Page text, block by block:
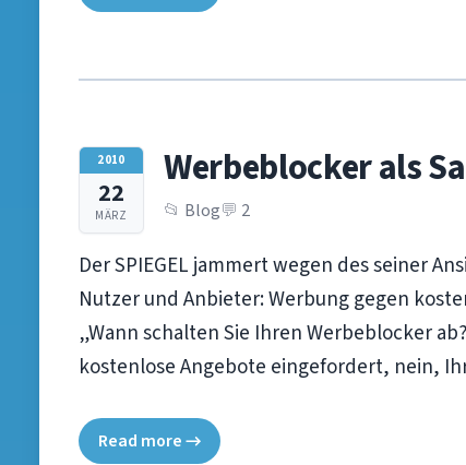
2010
22
MÄRZ
Werbeblocker als
Blog 2
Der SPIEGEL jammert wegen des seiner
Nutzer und Anbieter: Werbung gegen
„Wann schalten Sie Ihren Werbeblocker
kostenlose Angebote eingefordert, nein,
Read more →